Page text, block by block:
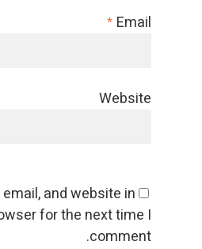
Email
*
Website
and website in
for the next time I
comment.